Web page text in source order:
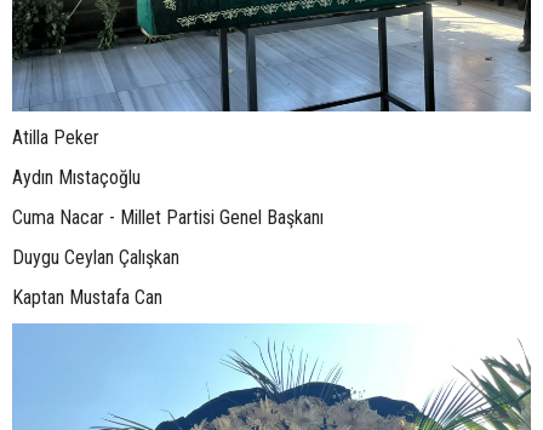
Atilla Peker
Aydın Mıstaçoğlu
Cuma Nacar - Millet Partisi Genel Başkanı
Duygu Ceylan Çalışkan
Kaptan Mustafa Can